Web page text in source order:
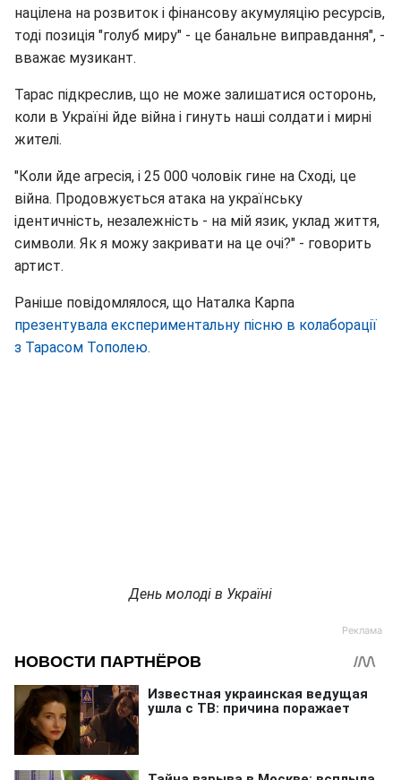
націлена на розвиток і фінансову акумуляцію ресурсів,
тоді позиція "голуб миру" - це банальне виправдання", -
вважає музикант.
Тарас підкреслив, що не може залишатися осторонь,
коли в Україні йде війна і гинуть наші солдати і мирні
жителі.
"Коли йде агресія, і 25 000 чоловік гине на Сході, це
війна. Продовжується атака на українську
ідентичність, незалежність - на мій язик, уклад життя,
символи. Як я можу закривати на це очі?" - говорить
артист.
Раніше повідомлялося, що Наталка Карпа
презентувала експериментальну пісню в колаборації
з Тарасом Тополею.
День молоді в Україні